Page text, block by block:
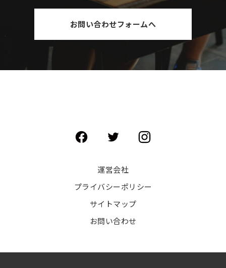
お問い合わせフォームへ
運営会社
プライバシーポリシー
サイトマップ
お問い合わせ